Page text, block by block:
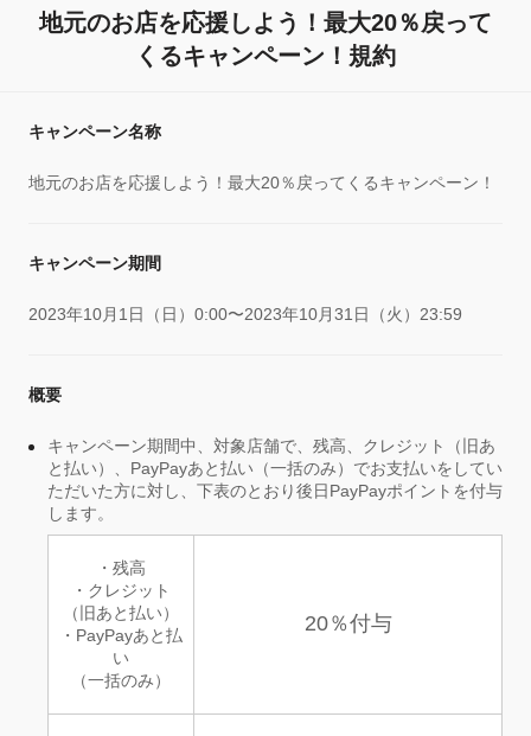
地元のお店を応援しよう！最大20％戻って
くるキャンペーン！規約
キャンペーン名称
地元のお店を応援しよう！最大20％戻ってくるキャンペーン！
キャンペーン期間
2023年10月1日（日）0:00〜2023年10月31日（火）23:59
概要
キャンペーン期間中、対象店舗で、残高、クレジット（旧あ
と払い）、PayPayあと払い（一括のみ）でお支払いをしてい
ただいた方に対し、下表のとおり後日PayPayポイントを付与
します。
・残高
・クレジット
（旧あと払い）
・PayPayあと払
い
（一括のみ）
20％付与